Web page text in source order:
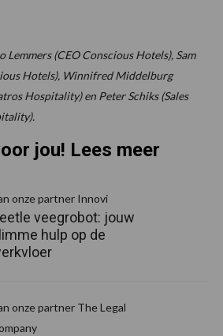
Lemmers (CEO Conscious Hotels), Sam
Hotels), Winnifred Middelburg
Hospitality) en Peter Schiks (Sales
jou! Lees meer
onze partner Innovi
veegrobot: jouw
hulp op de
onze partner The Legal